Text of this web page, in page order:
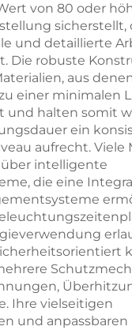
von 80 oder
sicherstellt,
und detaillierte
Die robuste
aus
einer minimalen
und halten somit
ein
aufrecht. Viele
intelligente
die eine
Ihre vielseitigen
und anpassbaren